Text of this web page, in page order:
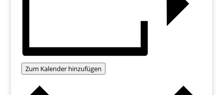
Zum Kalender hinzufügen